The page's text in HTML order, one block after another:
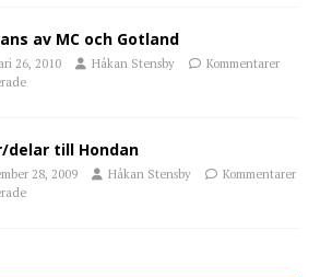
av MC och Gotland
26, 2010 Håkan Stensby
Kommentarer
delar till Hondan
28, 2009 Håkan Stensby
Kommentarer